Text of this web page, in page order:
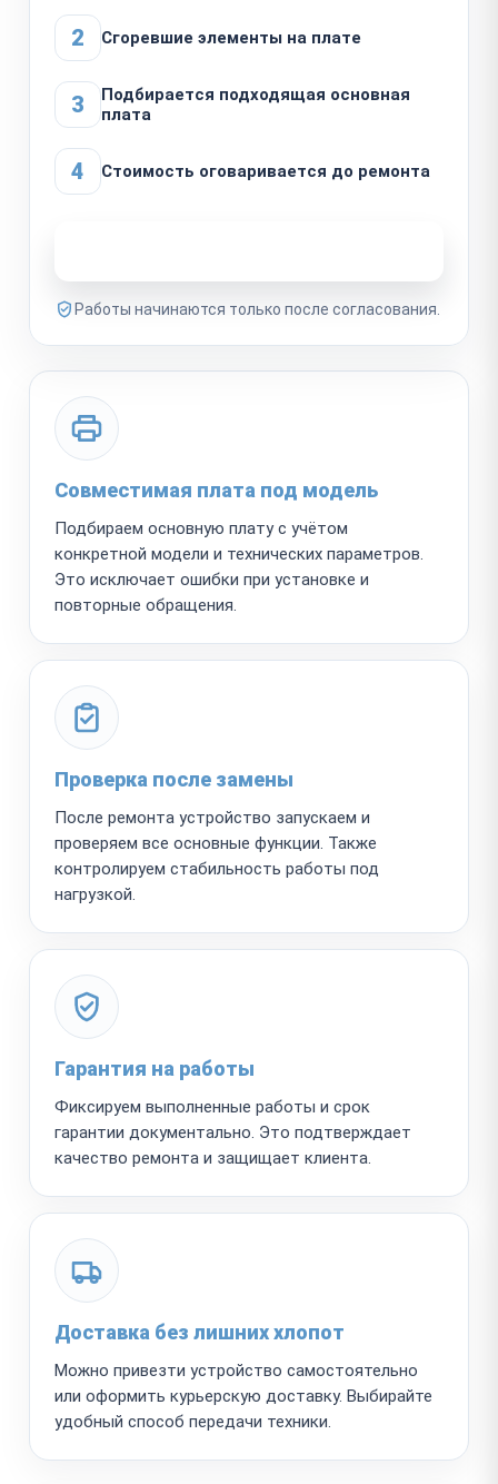
2 Сгоревшие элементы на плате
3
Подбирается подходящая основная
плата
4 Стоимость оговаривается до ремонта
Работы начинаются только после согласования.
Совместимая плата под модель
Подбираем основную плату с учётом
конкретной модели и технических параметров.
Это исключает ошибки при установке и
повторные обращения.
Проверка после замены
После ремонта устройство запускаем и
проверяем все основные функции. Также
контролируем стабильность работы под
нагрузкой.
Гарантия на работы
Фиксируем выполненные работы и срок
гарантии документально. Это подтверждает
качество ремонта и защищает клиента.
Доставка без лишних хлопот
Можно привезти устройство самостоятельно
или оформить курьерскую доставку. Выбирайте
удобный способ передачи техники.